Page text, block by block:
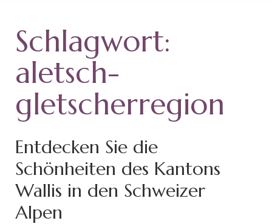
Schlagwort:
aletsch-
gletscherregion
Entdecken Sie die
Schönheiten des Kantons
Wallis in den Schweizer
Alpen